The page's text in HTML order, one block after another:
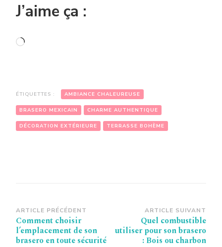
J’aime ça :
Chargement…
ÉTIQUETTES : AMBIANCE CHALEUREUSE
BRASERO MEXICAIN CHARME AUTHENTIQUE
DÉCORATION EXTÉRIEURE TERRASSE BOHÈME
Navigation
d’article
ARTICLE PRÉCÉDENT
Comment choisir
l’emplacement de son
brasero en toute sécurité
ARTICLE SUIVANT
Quel combustible
utiliser pour son brasero
: Bois ou charbon